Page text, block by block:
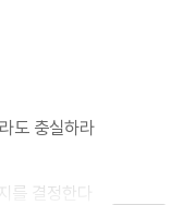
도 충실하라
를 결정한다